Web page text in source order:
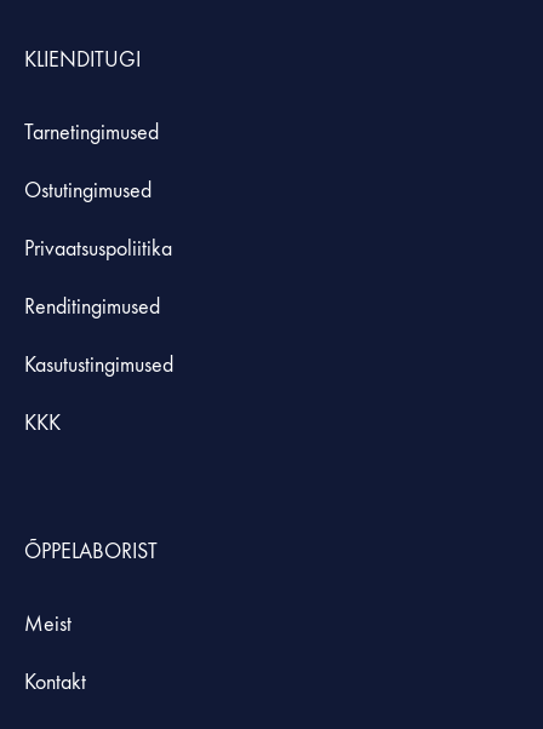
KLIENDITUGI
Tarnetingimused
Ostutingimused
Privaatsuspoliitika
Renditingimused
Kasutustingimused
KKK
ÕPPELABORIST
Meist
Kontakt